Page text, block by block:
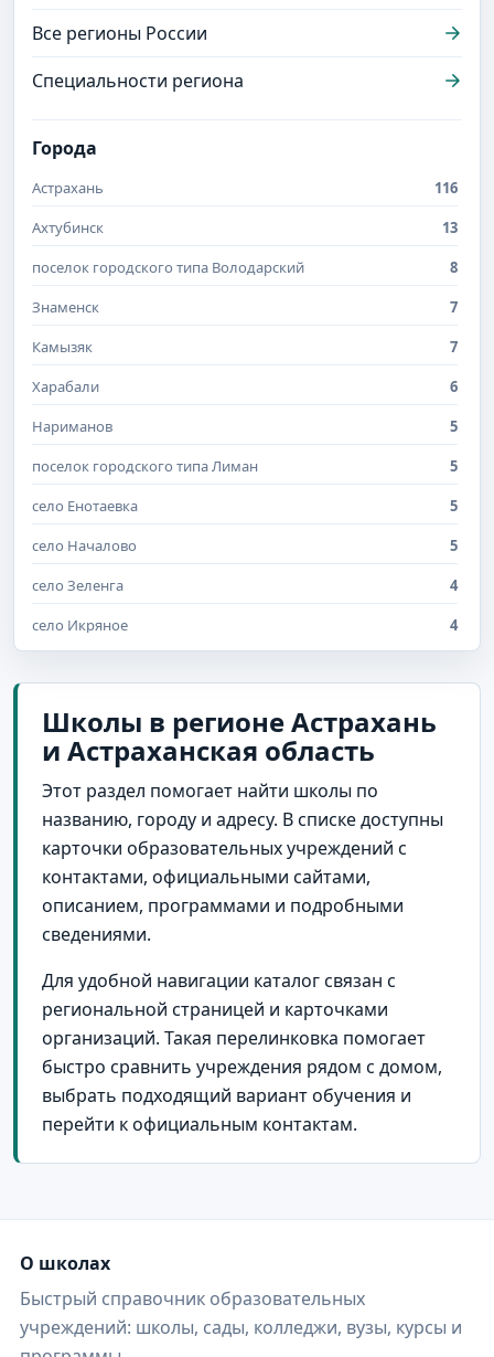
Все регионы России
Специальности региона
Города
Астрахань
116
Ахтубинск
13
поселок городского типа Володарский
8
Знаменск
7
Камызяк
7
Харабали
6
Нариманов
5
поселок городского типа Лиман
5
село Енотаевка
5
село Началово
5
село Зеленга
4
село Икряное
4
село Восток
село Ильинка
село Козлово
село Михайловка
село Новинка
село Образцово-Травино
село Растопуловка
село Сасыколи
Астрахань и Астраханская область
поселок Алча
поселок Винный
поселок городского типа Кировский
поселок городского типа Нижний Баскунчак
поселок городского типа Трудфронт
2
Школы в регионе Астрахань
и Астраханская область
Этот раздел помогает найти школы по
названию, городу и адресу. В списке доступны
карточки образовательных учреждений с
контактами, официальными сайтами,
описанием, программами и подробными
сведениями.
Для удобной навигации каталог связан с
региональной страницей и карточками
организаций. Такая перелинковка помогает
быстро сравнить учреждения рядом с домом,
выбрать подходящий вариант обучения и
перейти к официальным контактам.
О школах
Быстрый справочник образовательных
учреждений: школы, сады, колледжи, вузы, курсы и